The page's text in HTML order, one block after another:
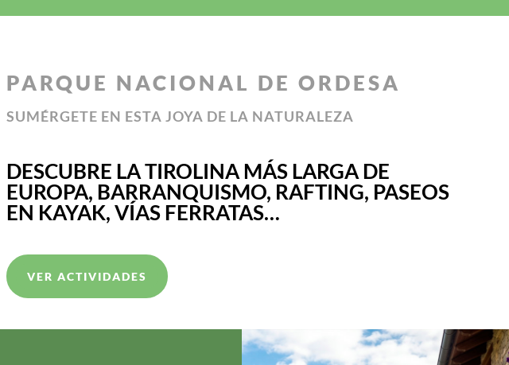
PARQUE NACIONAL DE ORDESA
SUMÉRGETE EN ESTA JOYA DE LA NATURALEZA
DESCUBRE LA TIROLINA MÁS LARGA DE
EUROPA, BARRANQUISMO, RAFTING, PASEOS
EN KAYAK, VÍAS FERRATAS…
VER ACTIVIDADES